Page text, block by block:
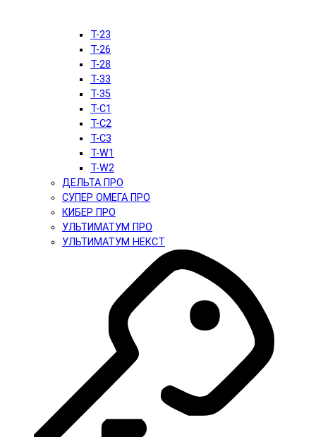
T-23
T-26
T-28
T-33
T-35
T-C1
T-C2
T-C3
T-W1
T-W2
ДЕЛЬТА ПРО
СУПЕР ОМЕГА ПРО
КИБЕР ПРО
УЛЬТИМАТУМ ПРО
УЛЬТИМАТУМ НЕКСТ